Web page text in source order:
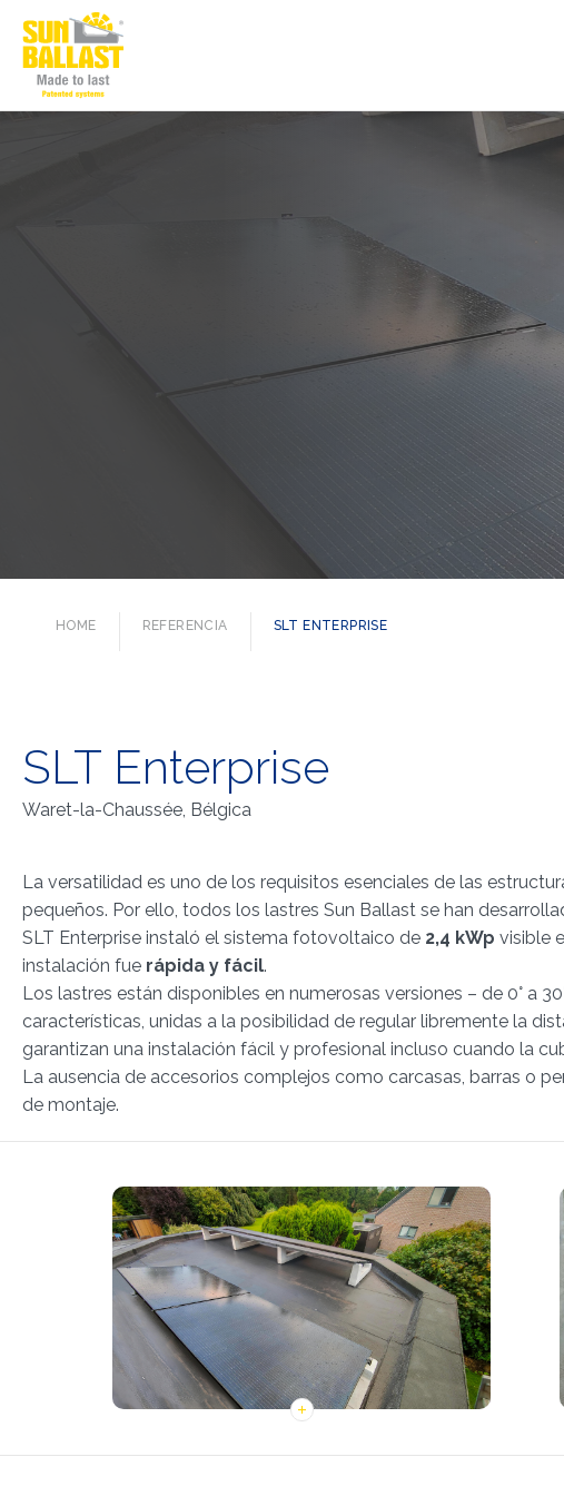
HOME REFERENCIA SLT ENTERPRISE
SLT Enterprise
Waret-la-Chaussée, Bélgica
La versatilidad es uno de los requisitos esenciales de las
pequeños. Por ello, todos los lastres Sun Ballast se han
SLT Enterprise instaló el sistema fotovoltaico de 2,4 kWp visible
instalación fue rápida y fácil.
Los lastres están disponibles en numerosas versiones – de 0° a
características, unidas a la posibilidad de regular libremente la
garantizan una instalación fácil y profesional incluso cuando la
La ausencia de accesorios complejos como carcasas, barras o
de montaje.